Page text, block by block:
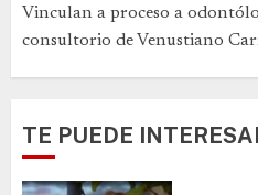
Vinculan a proceso a
consultorio de Venustiano
TE PUEDE